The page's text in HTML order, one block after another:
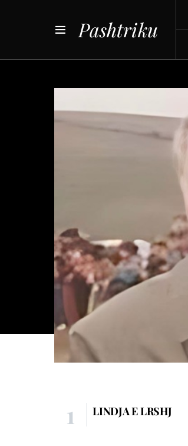
Pashtriku
LINDJA E LRSHJ